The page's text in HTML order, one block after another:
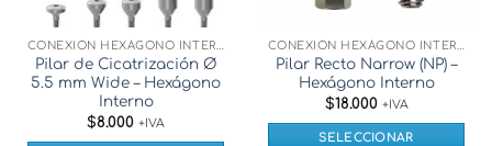
Pilar de Cicatrización Ø
5.5 mm Wide – Hexágono
Interno
$8.000 +IVA
Pilar Recto Narrow (NP) –
Hexágono Interno
$18.000 +IVA
SELECCIONAR